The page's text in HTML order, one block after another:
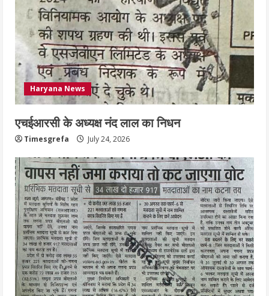
3
July 24, 2026
4
नियमों के अनुरूप होगी हैंडओवर की प्रक्रियाः
आयुक्त
July 24, 2026
5
हाई-रिस्क इमारतों के ओसी में बड़ा बदलाव,
निजीविशेषज्ञों की रिपोर्ट पर भी मिलेगा
प्रमाणपत्र
July 24, 2026
Haryana News
एचईआरसी के अध्यक्ष नंद लाल का निधन
Timesgrefa July 24, 2026